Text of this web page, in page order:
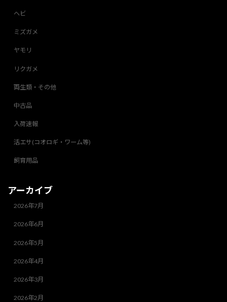
ヘビ
ミズガメ
ヤモリ
リクガメ
両生類・その他
中古品
入荷速報
活エサ(コオロギ・ワーム等)
飼育用品
アーカイブ
2026年7月
2026年6月
2026年5月
2026年4月
2026年3月
2026年2月